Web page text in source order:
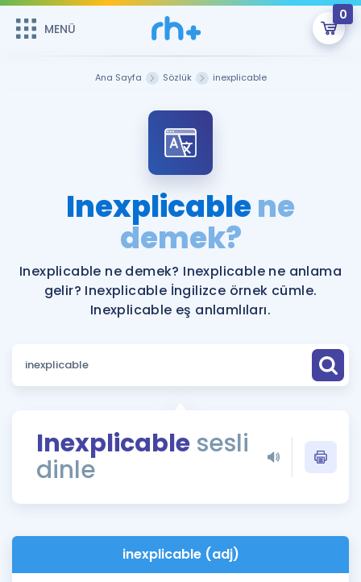
MENÜ
0
Şifremi Hatırlamıyorum
Sepetin Şu An Boş.
Remzi Hoca ile seni sınava hazırlayacak onlarca eğitim seni
bekliyor!
MENÜ
Katılımcı Görüşleri
Faydalı Araçlar
Ücretsiz Kaynaklar
Puan Hesaplama
ÖSYM Sınav Takvimi
Kampanyalar
İngilizce Gramer
İngilizce Gramer
Ana Sayfa Sözlük inexplicable
Inexplicablene
demek?
Inexplicable ne demek? Inexplicable ne anlama
gelir? Inexplicable İngilizce örnek cümle.
Inexplicable eş anlamlıları.
Inexplicable sesli
dinle
inexplicable (adj)